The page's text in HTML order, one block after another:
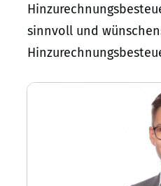
sinnvoll und